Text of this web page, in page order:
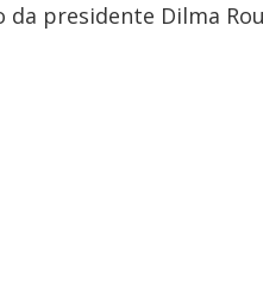
presidente Dilma